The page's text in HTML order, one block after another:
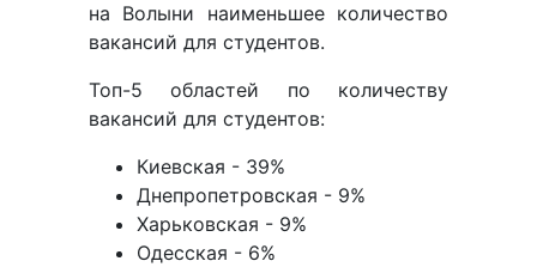
на Волыни наименьшее количество
вакансий для студентов.
Топ-5 областей по количеству
вакансий для студентов:
Киевская - 39%
Днепропетровская - 9%
Харьковская - 9%
Одесская - 6%